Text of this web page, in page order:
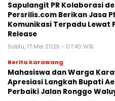
Sapulangit PR Kolaborasi
Persrilis.com Berikan Jasa
Komunikasi Terpadu Lewat
Release
Sabtu, 17 Mei 2025 - 07:40 WIB
Berita Karawang
Mahasiswa dan Warga
Apresiasi Langkah Bupati
Perbaiki Jalan Ronggo